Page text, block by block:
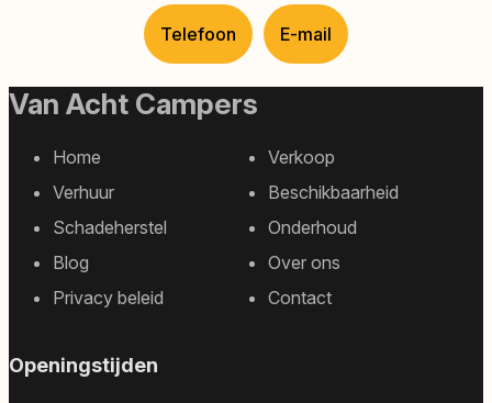
Telefoon E-mail
Van Acht Campers
Footer
sitemap
Home
Verkoop
Verhuur
Beschikbaarheid
Schadeherstel
Onderhoud
Blog
Over ons
Privacy beleid
Contact
Openingstijden